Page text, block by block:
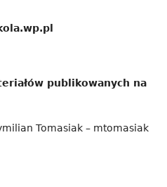
publikowanych na
Tomasiak – mtomasiak